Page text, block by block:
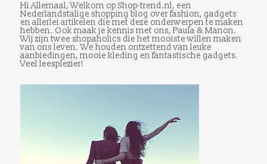
Hi Allemaal, Welkom op Shop-trend.nl, een
Nederlandstalige shopping blog over fashion, gadgets
en allerlei artikelen die met deze onderwerpen te maken
hebben. Ook maak je kennis met ons, Paula & Manon.
Wij zijn twee shopaholics die het mooiste willen maken
van ons leven. We houden ontzettend van leuke
aanbiedingen, mooie kleding en fantastische gadgets.
Veel leesplezier!